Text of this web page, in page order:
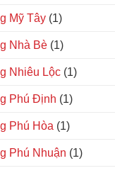
Mỹ Tây (1)
Nhà Bè (1)
Nhiêu Lộc (1)
Phú Định (1)
Phú Hòa (1)
Phú Nhuận (1)